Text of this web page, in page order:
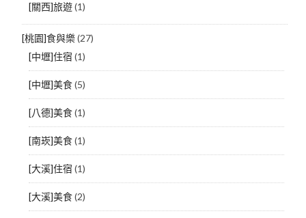
[關西]旅遊(1)
[桃園]食與樂(27)
[中壢]住宿 (1)
[中壢]美食(5)
[八德]美食(1)
[南崁]美食(1)
[大溪]住宿 (1)
[大溪]美食(2)